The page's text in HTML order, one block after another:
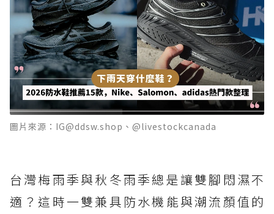
圖片來源：IG@ddsw.shop、@livestockcanada
台灣梅雨季與秋冬雨季總是讓雙腳悶濕不
適？這時一雙兼具防水機能與潮流顏值的